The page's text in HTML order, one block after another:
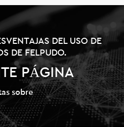
DEL USO DE
DE FELPUDO.
PÁGINA
sobre